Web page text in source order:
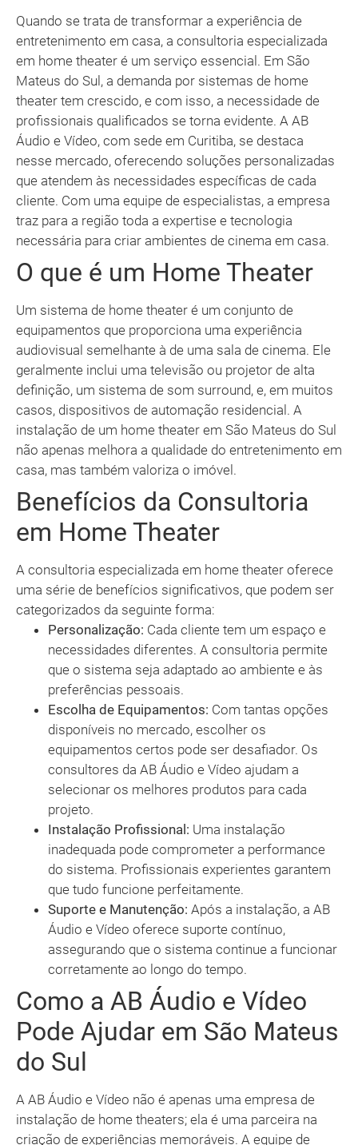
Quando se trata de transformar a experiência de
entretenimento em casa, a consultoria especializada
em home theater é um serviço essencial. Em São
Mateus do Sul, a demanda por sistemas de home
theater tem crescido, e com isso, a necessidade de
profissionais qualificados se torna evidente. A AB
Áudio e Vídeo, com sede em Curitiba, se destaca
nesse mercado, oferecendo soluções personalizadas
que atendem às necessidades específicas de cada
cliente. Com uma equipe de especialistas, a empresa
traz para a região toda a expertise e tecnologia
necessária para criar ambientes de cinema em casa.
O que é um Home Theater
Um sistema de home theater é um conjunto de
equipamentos que proporciona uma experiência
audiovisual semelhante à de uma sala de cinema. Ele
geralmente inclui uma televisão ou projetor de alta
definição, um sistema de som surround, e, em muitos
casos, dispositivos de automação residencial. A
instalação de um home theater em São Mateus do Sul
não apenas melhora a qualidade do entretenimento em
casa, mas também valoriza o imóvel.
Benefícios da Consultoria
em Home Theater
A consultoria especializada em home theater oferece
uma série de benefícios significativos, que podem ser
categorizados da seguinte forma:
Personalização: Cada cliente tem um espaço e
necessidades diferentes. A consultoria permite
que o sistema seja adaptado ao ambiente e às
preferências pessoais.
Escolha de Equipamentos: Com tantas opções
disponíveis no mercado, escolher os
equipamentos certos pode ser desafiador. Os
consultores da AB Áudio e Vídeo ajudam a
selecionar os melhores produtos para cada
projeto.
Instalação Profissional: Uma instalação
inadequada pode comprometer a performance
do sistema. Profissionais experientes garantem
que tudo funcione perfeitamente.
Suporte e Manutenção: Após a instalação, a AB
Áudio e Vídeo oferece suporte contínuo,
assegurando que o sistema continue a funcionar
corretamente ao longo do tempo.
Como a AB Áudio e Vídeo
Pode Ajudar em São Mateus
do Sul
A AB Áudio e Vídeo não é apenas uma empresa de
instalação de home theaters; ela é uma parceira na
criação de experiências memoráveis. A equipe de